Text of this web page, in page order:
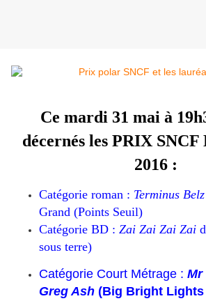
Ce mardi 31 mai à
décernés les PRIX
2016 :
Catégorie roman : Terminus Belz
Grand (Points Seuil)
Catégorie BD : Zai Zai Zai Zai
sous terre)
Catégorie Court Métrage : Mr
Greg Ash (Big Bright Lights